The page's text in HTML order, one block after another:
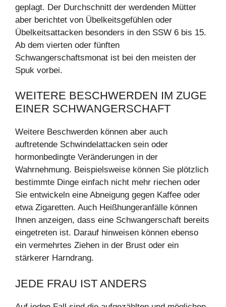
geplagt. Der Durchschnitt der werdenden Mütter
aber berichtet von Übelkeitsgefühlen oder
Übelkeitsattacken besonders in den SSW 6 bis 15.
Ab dem vierten oder fünften
Schwangerschaftsmonat ist bei den meisten der
Spuk vorbei.
WEITERE BESCHWERDEN IM ZUGE
EINER SCHWANGERSCHAFT
Weitere Beschwerden können aber auch
auftretende Schwindelattacken sein oder
hormonbedingte Veränderungen in der
Wahrnehmung. Beispielsweise können Sie plötzlich
bestimmte Dinge einfach nicht mehr riechen oder
Sie entwickeln eine Abneigung gegen Kaffee oder
etwa Zigaretten. Auch Heißhungeranfälle können
Ihnen anzeigen, dass eine Schwangerschaft bereits
eingetreten ist. Darauf hinweisen können ebenso
ein vermehrtes Ziehen in der Brust oder ein
stärkerer Harndrang.
JEDE FRAU IST ANDERS